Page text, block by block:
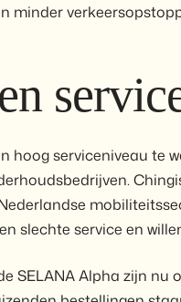
minder
hoog serviceniveau te
slechte service en
SELANA Alpha zijn nu